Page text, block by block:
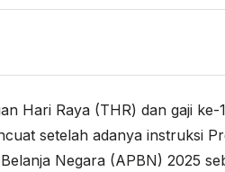
Hari Raya (THR) dan gaji ke-
setelah adanya instruksi
Negara (APBN) 2025